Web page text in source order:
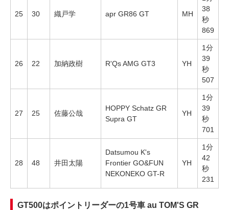
25 30 織戸学 apr GR86 GT MH
38
秒
869
26 22 加納政樹 R'Qs AMG GT3 YH
1分
39
秒
507
27 25 佐藤公哉
HOPPY Schatz GR
Supra GT
YH
1分
39
秒
701
28 48 井田太陽
Datsumou K's
Frontier GO&FUN
NEKONEKO GT-R
YH
1分
42
秒
231
GT500はポイントリーダーの1号車 au TOM'S GR